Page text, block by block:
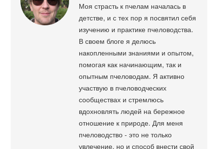
Моя страсть к пчелам началась в
детстве, и с тех пор я посвятил себя
изучению и практике пчеловодства.
В своем блоге я делюсь
накопленными знаниями и опытом,
помогая как начинающим, так и
опытным пчеловодам. Я активно
участвую в пчеловодческих
сообществах и стремлюсь
вдохновлять людей на бережное
отношение к природе. Для меня
пчеловодство - это не только
увлечение, но и способ внести свой